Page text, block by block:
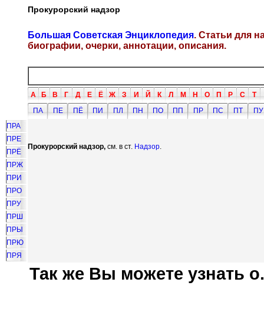
Прокурорский надзор
Большая Советская Энциклопедия. Статьи для
биографии, очерки, аннотации, описания.
А Б В Г Д Е Ё Ж З И Й К Л М Н О П Р С Т
ПА
ПЕ ПЁ ПИ ПЛ ПН ПО ПП ПР ПС ПТ
ПУ
ПРА
ПРЕ
ПРЁ
ПРЖ
ПРИ
ПРО
ПРУ
ПРШ
ПРЫ
ПРЮ
ПРЯ
Прокурорский надзор, см. в ст. Надзор.
Так же Вы можете узнать